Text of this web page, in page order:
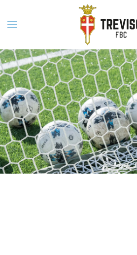
Skip to main content